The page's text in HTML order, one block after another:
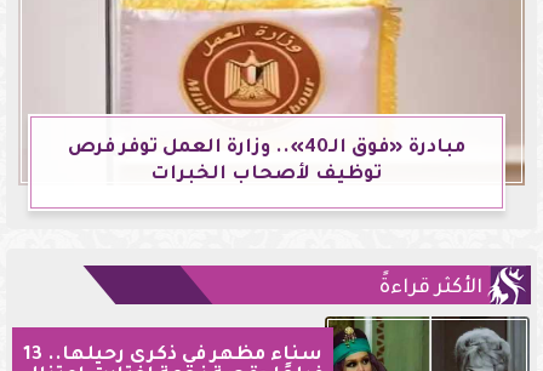
مبادرة «فوق الـ40».. وزارة العمل توفر فرص
توظيف لأصحاب الخبرات
الأكثر قراءةً
سناء مظهر في ذكرى رحيلها.. 13